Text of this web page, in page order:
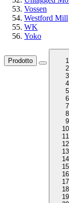
Vossen
Westford Mill
WK
Yoko
Prodotto